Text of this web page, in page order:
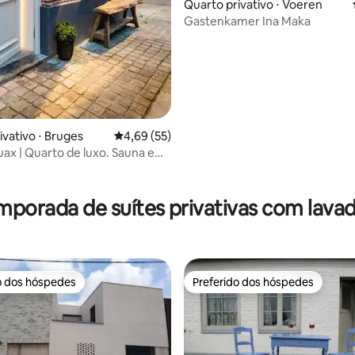
de 5, 194 avaliações
⋅ Bruges 4,69 de uma avaliação média de 5, 55
4,69 (55)
| Quarto de luxo. Sauna e
Quarto privativo ⋅ Voeren
Gastenkamer Ina Maka
de suítes privativas com
dos hóspedes
dos hóspedes Preferido dos hóspedes
Preferido dos hóspedes